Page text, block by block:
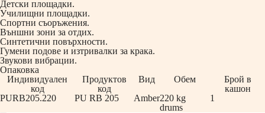
Детски площадки.
Училищни площадки.
Спортни съоръжения.
Външни зони за отдих.
Синтетични повърхности.
Гумени подове и изтривалки за крака.
Звукови вибрации.
Опаковка
Индивидуален
код
Продуктов
код
Вид Обем
Брой в
кашон
PURB205.220
PU RB 205 Amber220 kg
drums
1